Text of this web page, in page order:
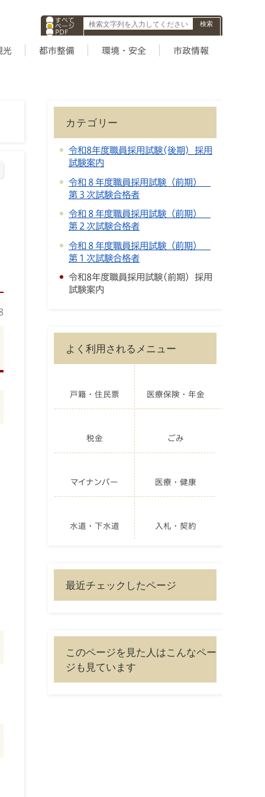
すべて
ページ
PDF
ID
光 都市整備 環境・安全 市政情報
カテゴリー
令和8年度職員採用試験(後期) 採用
試験案内
令和８年度職員採用試験（前期）
第３次試験合格者
令和８年度職員採用試験（前期）
第２次試験合格者
令和８年度職員採用試験（前期）
第１次試験合格者
令和8年度職員採用試験(前期) 採用
試験案内
よく利用されるメニュー
戸籍・住民票 医療保険・年金
税金 ごみ
マイナンバー 医療・健康
水道・下水道 入札・契約
最近チェックしたページ
このページを見た人はこんなペー
ジも見ています